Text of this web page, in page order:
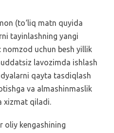
(to‘liq matn quyida
tayinlashning yangi
nomzod uchun besh yillik
lavozimda ishlash
qayta tasdiqlash
va almashinmaslik
xizmat qiladi.
oliy kengashining